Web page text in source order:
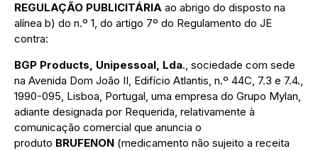
REGULAÇÃO PUBLICITÁRIA ao abrigo do disposto na
alínea b) do n.º 1, do artigo 7º do Regulamento do JE
contra:
BGP Products, Unipessoal, Lda., sociedade com sede
na Avenida Dom João II, Edifício Atlantis, n.º 44C, 7.3 e 7.4.,
1990-095, Lisboa, Portugal, uma empresa do Grupo Mylan,
adiante designada por Requerida, relativamente à
comunicação comercial que anuncia o
produto BRUFENON (medicamento não sujeito a receita